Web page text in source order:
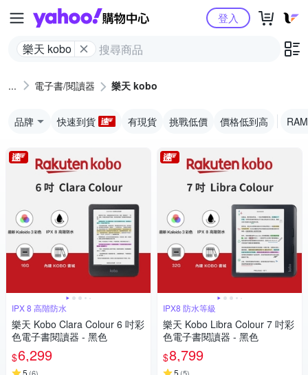
Yahoo購物中心
樂天 kobo
登入
電子書/閱讀器 樂天 kobo
品牌 快速到貨 有現貨 挑戰低價 價格低到高 RAM
IPX 8 高階防水
樂天 Kobo Clara Colour 6 吋彩
色電子書閱讀器 - 黑色
$6,299
IPX8 防水等級
樂天 Kobo Libra Colour 7 吋彩
色電子書閱讀器 - 黑色
$8,799